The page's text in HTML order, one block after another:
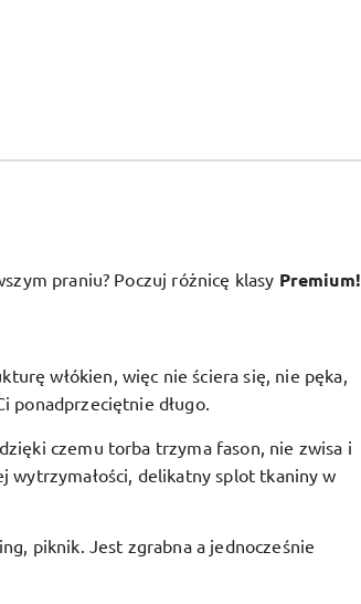
praniu? Poczuj różnicę klasy Premium!
włókien, więc nie ściera się, nie pęka,
ponadprzeciętnie długo.
czemu torba trzyma fason, nie zwisa i
wytrzymałości, delikatny splot tkaniny w
piknik. Jest zgrabna a jednocześnie